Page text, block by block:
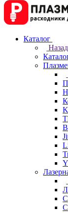
Каталог
Назад